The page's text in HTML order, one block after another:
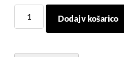
delovna
Dodaj v košarico